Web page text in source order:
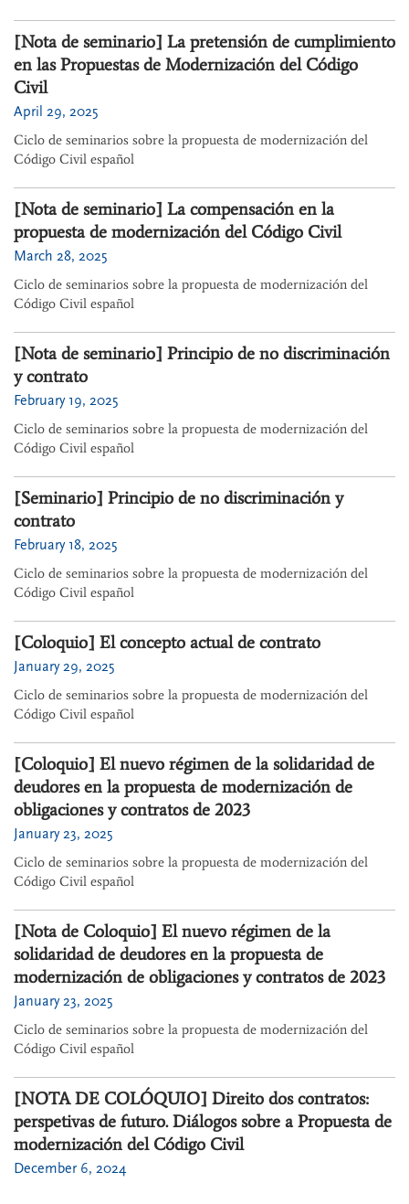
[Nota de seminario] La pretensión de cumplimiento
en las Propuestas de Modernización del Código
Civil
April 29, 2025
Ciclo de seminarios sobre la propuesta de modernización del
Código Civil español
[Nota de seminario] La compensación en la
propuesta de modernización del Código Civil
March 28, 2025
Ciclo de seminarios sobre la propuesta de modernización del
Código Civil español
[Nota de seminario] Principio de no discriminación
y contrato
February 19, 2025
Ciclo de seminarios sobre la propuesta de modernización del
Código Civil español
[Seminario] Principio de no discriminación y
contrato
February 18, 2025
Ciclo de seminarios sobre la propuesta de modernización del
Código Civil español
[Coloquio] El concepto actual de contrato
January 29, 2025
Ciclo de seminarios sobre la propuesta de modernización del
Código Civil español
[Coloquio] El nuevo régimen de la solidaridad de
deudores en la propuesta de modernización de
obligaciones y contratos de 2023
January 23, 2025
Ciclo de seminarios sobre la propuesta de modernización del
Código Civil español
[Nota de Coloquio] El nuevo régimen de la
solidaridad de deudores en la propuesta de
modernización de obligaciones y contratos de 2023
January 23, 2025
Ciclo de seminarios sobre la propuesta de modernización del
Código Civil español
[NOTA DE COLÓQUIO] Direito dos contratos:
perspetivas de futuro. Diálogos sobre a Propuesta de
modernización del Código Civil
December 6, 2024